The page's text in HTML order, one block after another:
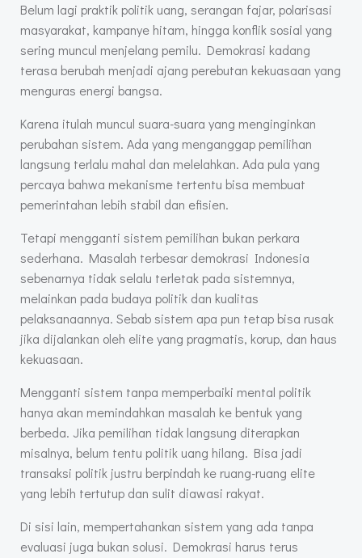
Belum lagi praktik politik uang, serangan fajar, polarisasi
masyarakat, kampanye hitam, hingga konflik sosial yang
sering muncul menjelang pemilu. Demokrasi kadang
terasa berubah menjadi ajang perebutan kekuasaan yang
menguras energi bangsa.
Karena itulah muncul suara-suara yang menginginkan
perubahan sistem. Ada yang menganggap pemilihan
langsung terlalu mahal dan melelahkan. Ada pula yang
percaya bahwa mekanisme tertentu bisa membuat
pemerintahan lebih stabil dan efisien.
Tetapi mengganti sistem pemilihan bukan perkara
sederhana. Masalah terbesar demokrasi Indonesia
sebenarnya tidak selalu terletak pada sistemnya,
melainkan pada budaya politik dan kualitas
pelaksanaannya. Sebab sistem apa pun tetap bisa rusak
jika dijalankan oleh elite yang pragmatis, korup, dan haus
kekuasaan.
Mengganti sistem tanpa memperbaiki mental politik
hanya akan memindahkan masalah ke bentuk yang
berbeda. Jika pemilihan tidak langsung diterapkan
misalnya, belum tentu politik uang hilang. Bisa jadi
transaksi politik justru berpindah ke ruang-ruang elite
yang lebih tertutup dan sulit diawasi rakyat.
Di sisi lain, mempertahankan sistem yang ada tanpa
evaluasi juga bukan solusi. Demokrasi harus terus